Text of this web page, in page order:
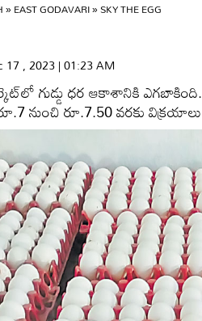
»EAST GODAVARI»SKY THE EGG
17 , 2023 | 01:23 AM
గుడ్డు ధర ఆకాశానికి
నుంచి రూ.7.50 వరకు